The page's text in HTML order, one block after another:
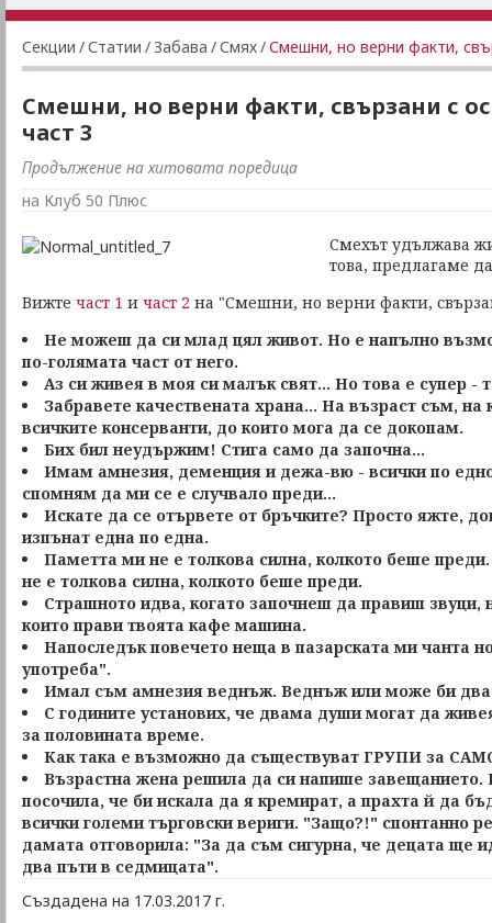
Секции /Статии / Забава /Смях/Смешни, но верни факти,
Смешни, но верни факти, свързани с
част 3
Продължение на хитовата поредица
на Клуб 50 Плюс
Смехът удължава
това, предлагаме
Вижте част 1 и част 2 на "Смешни, но верни факти,
Не можеш да си млад цял живот. Но е напълно
по-голямата част от него.
Аз си живея в моя си малък свят... Но това е супер -
Забравете качествената храна... На възраст съм,
всичките консерванти, до които мога да се докопам.
Бих бил неудържим! Стига само да започна...
Имам амнезия, деменция и дежа-вю - всички по
спомням да ми се е случвало преди...
Искате да се отървете от бръчките? Просто яжте,
изпънат една по една.
Паметта ми не е толкова силна, колкото беше
не е толкова силна, колкото беше преди.
Страшното идва, когато започнеш да правиш звуци,
които прави твоята кафе машина.
Напоследък повечето неща в пазарската ми чанта
употреба".
Имал съм амнезия веднъж. Веднъж или може би два
С годините установих, че двама души могат да
за половината време.
Как така е възможно да съществуват ГРУПИ за
Възрастна жена решила да си напише завещанието.
посочила, че би искала да я кремират, а прахта й да
всички големи търговски вериги. "Защо?!" спонтанно
дамата отговорила: "За да съм сигурна, че децата ще
два пъти в седмицата".
Създадена на 17.03.2017 г.